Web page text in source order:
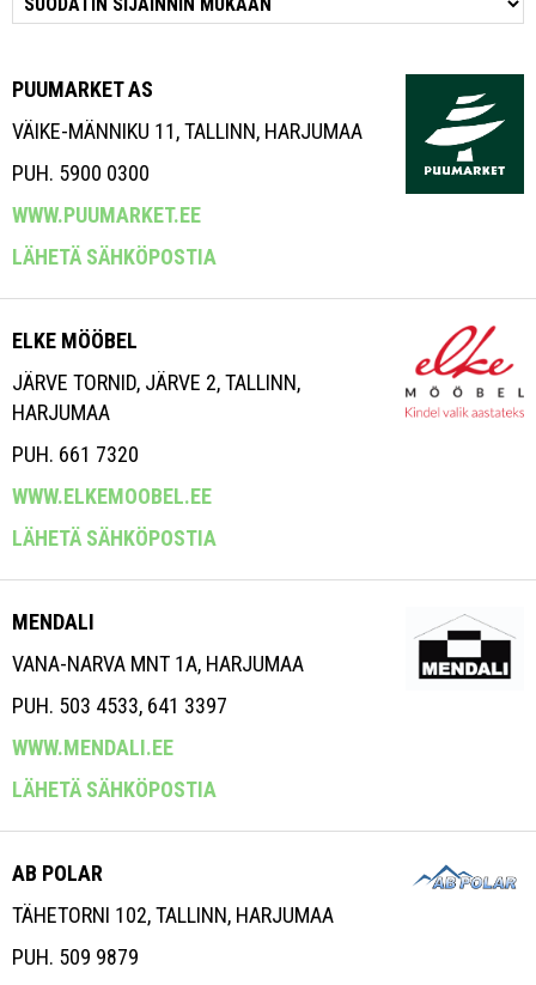
PUUMARKET AS
VÄIKE-MÄNNIKU 11, TALLINN, HARJUMAA
PUH. 5900 0300
WWW.PUUMARKET.EE
LÄHETÄ SÄHKÖPOSTIA
ELKE MÖÖBEL
JÄRVE TORNID, JÄRVE 2, TALLINN,
HARJUMAA
PUH. 661 7320
WWW.ELKEMOOBEL.EE
LÄHETÄ SÄHKÖPOSTIA
MENDALI
VANA-NARVA MNT 1A, HARJUMAA
PUH. 503 4533, 641 3397
WWW.MENDALI.EE
LÄHETÄ SÄHKÖPOSTIA
AB POLAR
TÄHETORNI 102, TALLINN, HARJUMAA
PUH. 509 9879